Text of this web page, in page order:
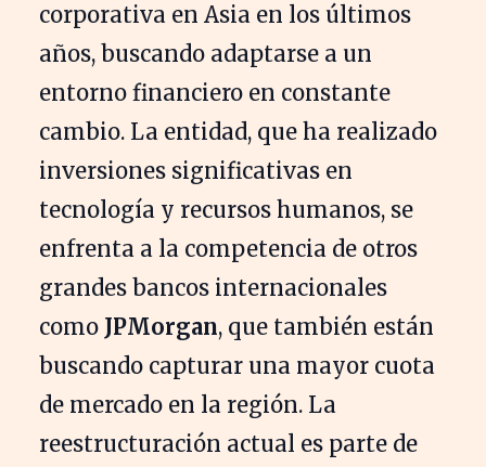
corporativa en Asia en los últimos
años, buscando adaptarse a un
entorno financiero en constante
cambio. La entidad, que ha realizado
inversiones significativas en
tecnología y recursos humanos, se
enfrenta a la competencia de otros
grandes bancos internacionales
como JPMorgan, que también están
buscando capturar una mayor cuota
de mercado en la región. La
reestructuración actual es parte de